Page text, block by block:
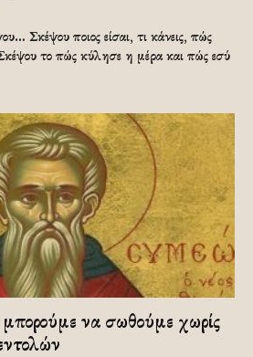
Σκέψου ποιος είσαι, τι κάνεις, πώς
το πώς κύλησε η μέρα και πώς εσύ
να σωθούμε χωρίς